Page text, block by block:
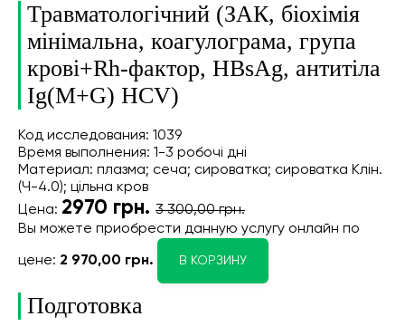
Травматологічний (ЗАК, біохімія
мінімальна, коагулограма, група
крові+Rh-фактор, HBsAg, антитіла
Ig(М+G) HCV)
Код исследования: 1039
Время выполнения: 1-3 робочі дні
Материал: плазма; сеча; сироватка; сироватка Клін.
(Ч-4.0); цільна кров
Цена: 2970 грн. 3 300,00 грн.
Вы можете приобрести данную услугу онлайн по
цене: 2 970,00 грн. В КОРЗИНУ
Подготовка